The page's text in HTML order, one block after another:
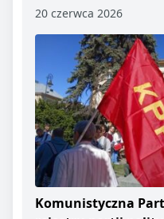
20 czerwca 2026
Komunistyczna